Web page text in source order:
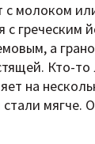
с молоком
с греческим
а
Кто-
на
мягче.